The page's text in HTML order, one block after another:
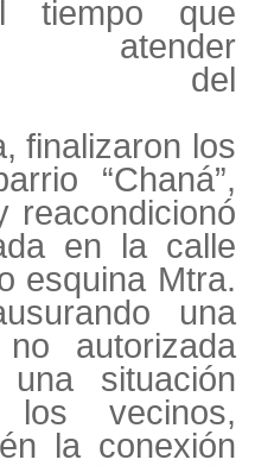
tiempo que
atender
del
finalizaron los
“Chaná”,
reacondicionó
en la calle
esquina Mtra.
una
autorizada
situación
los vecinos,
la conexión